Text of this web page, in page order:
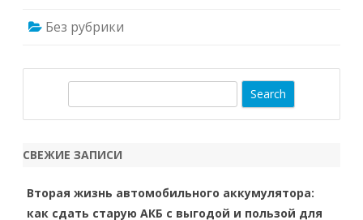
Без рубрики
r
h
СВЕЖИЕ ЗАПИСИ
Вторая жизнь автомобильного аккумулятора:
как сдать старую АКБ с выгодой и пользой для